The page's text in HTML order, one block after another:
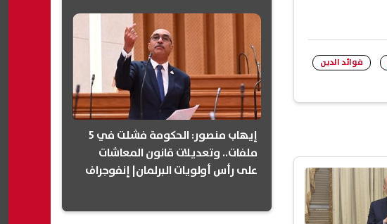
فوائد الدين
إيهاب منصور: الحكومة فشلت في 5
ملفات.. وتعديلات قانون المعاشات
على رأس أولويات البرلمان| إنفوجراف